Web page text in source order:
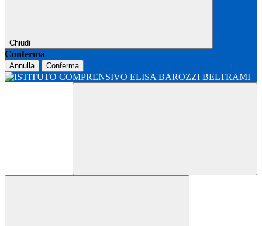
Chiudi
Conferma
Annulla Conferma